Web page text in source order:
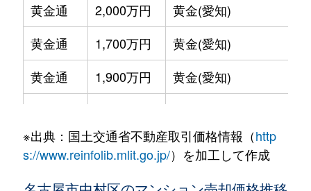
黄金通
2,000万円 黄金(愛知)
黄金通
1,700万円 黄金(愛知)
黄金通
1,900万円 黄金(愛知)
亀島
4,100万円 亀島
※出典：国土交通省不動産取引価格情報（http
s://www.reinfolib.mlit.go.jp/）を加工して作成